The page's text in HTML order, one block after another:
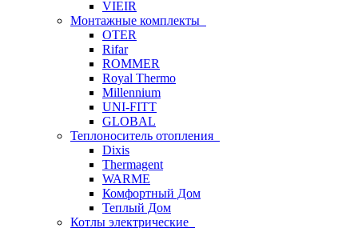
VIEIR
Монтажные комплекты
OTER
Rifar
ROMMER
Royal Thermo
Millennium
UNI-FITT
GLOBAL
Теплоноситель отопления
Dixis
Thermagent
WARME
Комфортный Дом
Теплый Дом
Котлы электрические